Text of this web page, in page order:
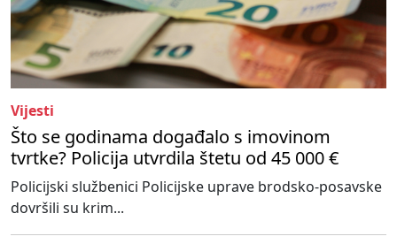
Vijesti
Što se godinama događalo s imovinom
tvrtke? Policija utvrdila štetu od 45 000 €
Policijski službenici Policijske uprave brodsko-posavske
dovršili su krim...